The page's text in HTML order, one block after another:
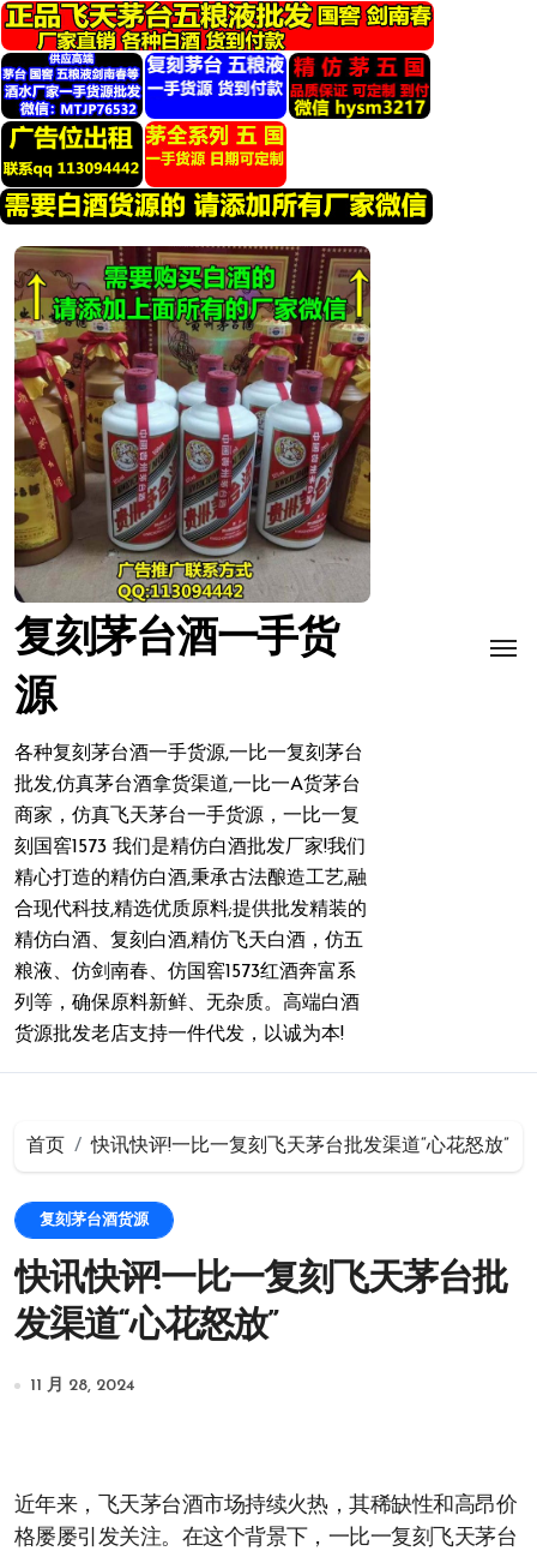
转
到
内
容
复刻茅台酒一手货
源
各种复刻茅台酒一手货源,一比一复刻茅台
批发,仿真茅台酒拿货渠道,一比一A货茅台
商家，仿真飞天茅台一手货源，一比一复
刻国窖1573 我们是精仿白酒批发厂家!我们
精心打造的精仿白酒,秉承古法酿造工艺,融
合现代科技,精选优质原料;提供批发精装的
精仿白酒、复刻白酒,精仿飞天白酒，仿五
粮液、仿剑南春、仿国窖1573红酒奔富系
列等，确保原料新鲜、无杂质。高端白酒
货源批发老店支持一件代发，以诚为本!
首页 快讯快评!一比一复刻飞天茅台批发渠道“心花怒放”
复刻茅台酒货源
快讯快评!一比一复刻飞天茅台批
发渠道“心花怒放”
11 月 28, 2024
近年来，飞天茅台酒市场持续火热，其稀缺性和高昂价
格屡屡引发关注。在这个背景下，一比一复刻飞天茅台